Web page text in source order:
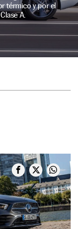
térmico y por el
A.